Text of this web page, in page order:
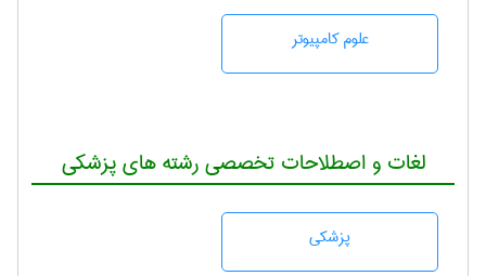
علوم کامپیوتر
لغات و اصطلاحات تخصصی رشته های پزشکی
پزشكی